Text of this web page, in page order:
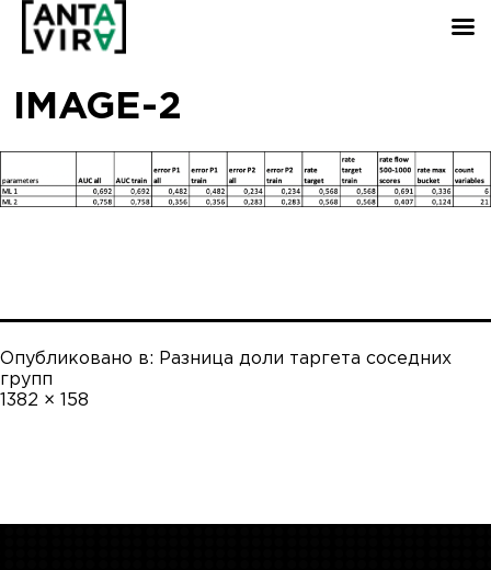
IMAGE-2
Опубликовано в: Разница доли таргета соседних
групп
Полный
1382 × 158